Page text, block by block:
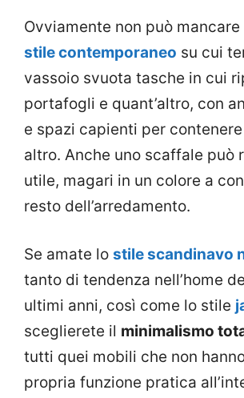
Ovviamente non può
stile contemporaneo su cui
vassoio svuota tasche in cui
portafogli e quant’altro, con
e spazi capienti per
altro. Anche uno scaffale può
utile, magari in un colore a
resto dell’arredamento.
Se amate lo stile scandinavo
tanto di tendenza nell’home
ultimi anni, così come lo stile
sceglierete il minimalismo
tutti quei mobili che non
propria funzione pratica